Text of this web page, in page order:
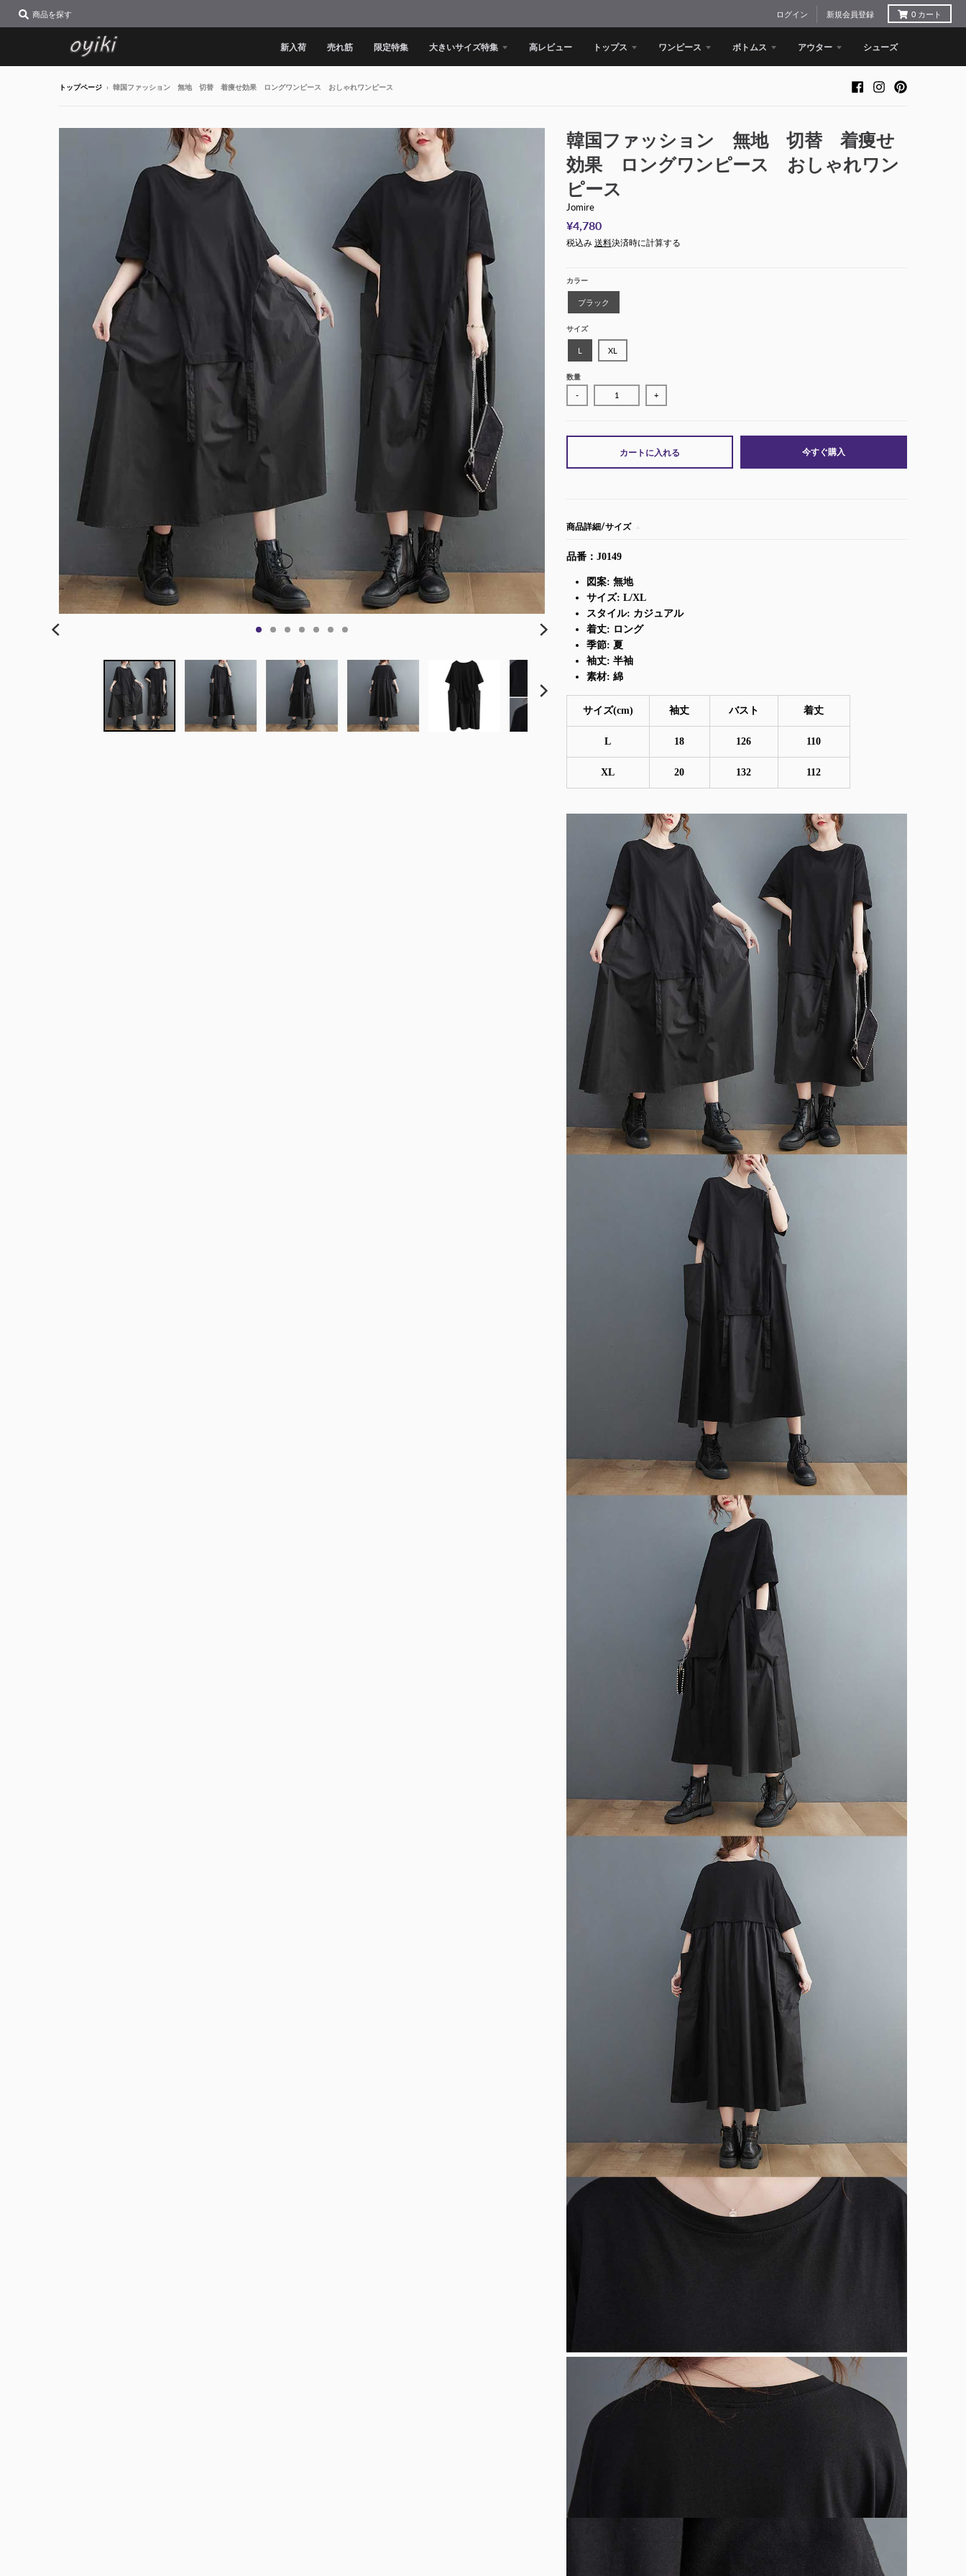
商品を探す ログイン 新規会員登録 0 カート
新入荷 売れ筋 限定特集 大きいサイズ特集 高レビュー トップス ワンピース ボトムス アウター シューズ
トップページ › 韓国ファッション 無地 切替 着痩せ効果 ロングワンピース おしゃれワンピース
韓国ファッション 無地 切替 着痩せ
効果 ロングワンピース おしゃれワン
ピース
Jomire
¥4,780
税込み 送料決済時に計算する
カラー
ブラック
サイズ
L XL
数量
- +
カートに入れる 今すぐ購入
商品詳細/サイズ
品番：J0149
図案: 無地
サイズ: L/XL
スタイル: カジュアル
着丈: ロング
季節: 夏
袖丈: 半袖
素材: 綿
サイズ(cm) 袖丈 バスト 着丈
L 18 126 110
XL 20 132 112